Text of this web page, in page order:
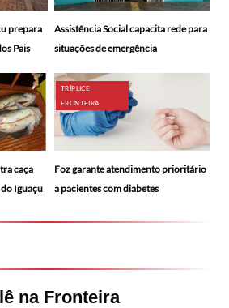
prepara
Pais
Assistência Social capacita rede para
situações de emergência
caça
Iguaçu
TRÍPLICE
FRONTEIRA
Foz garante atendimento prioritário
a pacientes com diabetes
na Fronteira